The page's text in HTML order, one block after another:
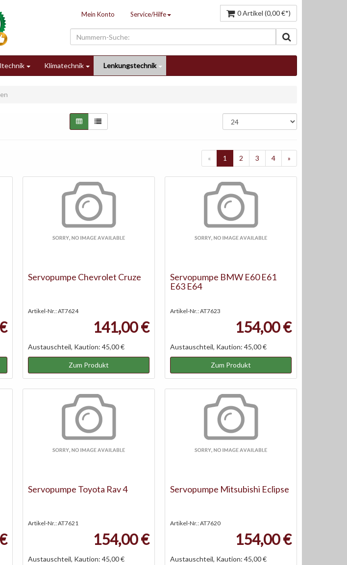
Mein Konto Service/Hilfe 0 Artikel (0,00 €*)
Klimatechnik Lenkungstechnik
« 1 2 3 4 »
Servopumpe Chevrolet Cruze
Artikel-Nr.: AT7624
141,00 €
Austauschteil, Kaution: 45,00 €
Zum Produkt
Servopumpe BMW E60 E61
E63 E64
Artikel-Nr.: AT7623
154,00 €
Austauschteil, Kaution: 45,00 €
Zum Produkt
Servopumpe Toyota Rav 4
Artikel-Nr.: AT7621
154,00 €
Austauschteil, Kaution: 45,00 €
Servopumpe Mitsubishi Eclipse
Artikel-Nr.: AT7620
154,00 €
Austauschteil, Kaution: 45,00 €